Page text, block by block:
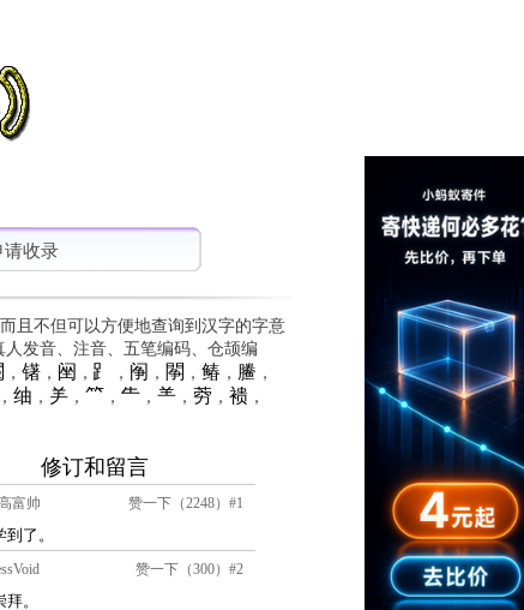
请收录
且不但可以方便地查询到汉字的字意
发音、注音、五笔编码、仓颉编
， 䦃， 䦷 ， ⻊ ， 䦶 ， 䦛 ， 䲠 ， 䲢 ，
， 䌷 ， ⺶， ⺮ ， ⺧， ⺷， 䓖， 䙌，